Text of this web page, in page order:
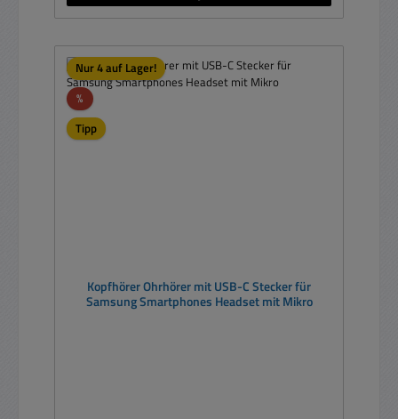
Nur 4 auf Lager!
%Rabatt
Tipp
Kopfhörer Ohrhörer mit USB-C Stecker für
Samsung Smartphones Headset mit Mikro